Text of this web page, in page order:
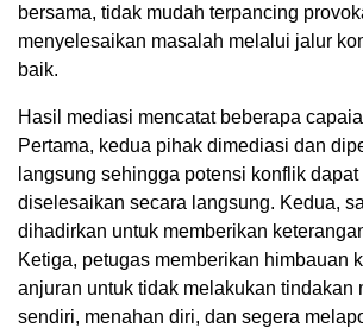
bersama, tidak mudah terpancing
menyelesaikan masalah melalui jalur
baik.
Hasil mediasi mencatat beberapa
Pertama, kedua pihak dimediasi dan
langsung sehingga potensi konflik
diselesaikan secara langsung. Kedua,
dihadirkan untuk memberikan
Ketiga, petugas memberikan himbauan
anjuran untuk tidak melakukan tindakan
sendiri, menahan diri, dan segera